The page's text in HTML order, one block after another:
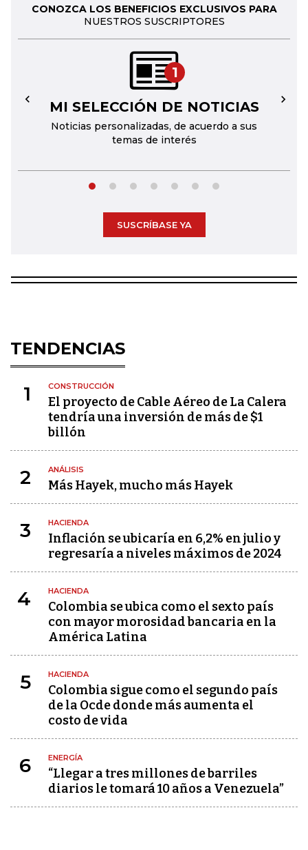
CONOZCA LOS BENEFICIOS EXCLUSIVOS PARA
NUESTROS SUSCRIPTORES
1
MI SELECCIÓN DE NOTICIAS
Noticias personalizadas, de acuerdo a sus
temas de interés
← →
SUSCRÍBASE YA
TENDENCIAS
1 CONSTRUCCIÓN
El proyecto de Cable Aéreo de La Calera
tendría una inversión de más de $1
billón
2 ANÁLISIS
Más Hayek, mucho más Hayek
3 HACIENDA
Inflación se ubicaría en 6,2% en julio y
regresaría a niveles máximos de 2024
4 HACIENDA
Colombia se ubica como el sexto país
con mayor morosidad bancaria en la
América Latina
5 HACIENDA
Colombia sigue como el segundo país
de la Ocde donde más aumenta el
costo de vida
6 ENERGÍA
“Llegar a tres millones de barriles
diarios le tomará 10 años a Venezuela”